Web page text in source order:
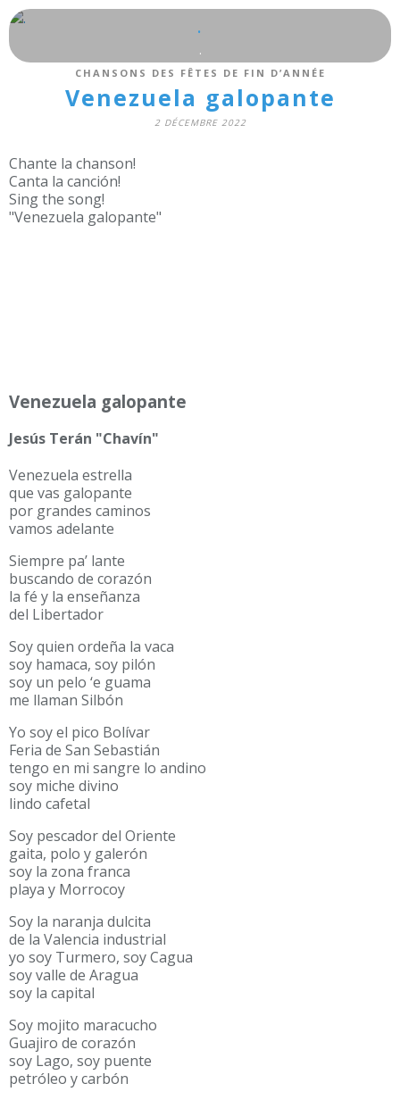
.
.
CHANSONS DES FÊTES DE FIN D’ANNÉE
Venezuela galopante
2 DÉCEMBRE 2022
Chante la chanson!
Canta la canción!
Sing the song!
"Venezuela galopante"
Venezuela galopante
Jesús Terán "Chavín"
Venezuela estrella
que vas galopante
por grandes caminos
vamos adelante
Siempre pa’ lante
buscando de corazón
la fé y la enseñanza
del Libertador
Soy quien ordeña la vaca
soy hamaca, soy pilón
soy un pelo ‘e guama
me llaman Silbón
Yo soy el pico Bolívar
Feria de San Sebastián
tengo en mi sangre lo andino
soy miche divino
lindo cafetal
Soy pescador del Oriente
gaita, polo y galerón
soy la zona franca
playa y Morrocoy
Soy la naranja dulcita
de la Valencia industrial
yo soy Turmero, soy Cagua
soy valle de Aragua
soy la capital
Soy mojito maracucho
Guajiro de corazón
soy Lago, soy puente
petróleo y carbón